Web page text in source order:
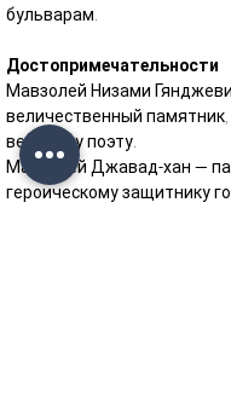
бульварам.
Достопримечательности
Мавзолей Низами
величественный
великому поэту.
Мавзолей Джавад-хан —
героическому защитнику